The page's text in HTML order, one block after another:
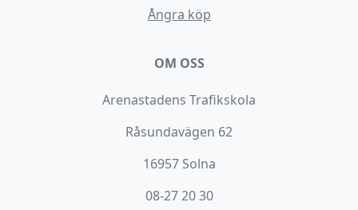
Ångra köp
OM OSS
Arenastadens Trafikskola
Råsundavägen 62
16957 Solna
08-27 20 30